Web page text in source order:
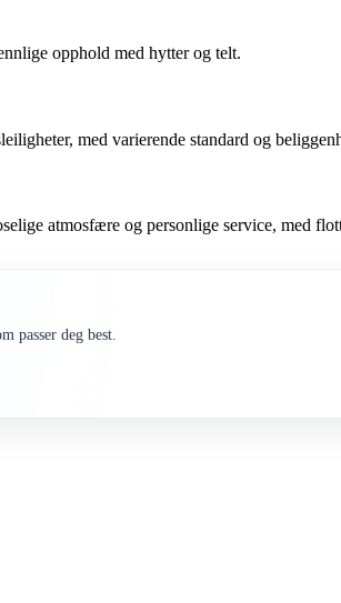
opphold med hytter og telt.
med varierende standard og
atmosfære og personlige service, med
passer deg best.